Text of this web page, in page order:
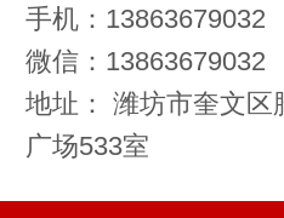
手机：13863679032
微信：13863679032
地址： 潍坊市奎文区
广场533室